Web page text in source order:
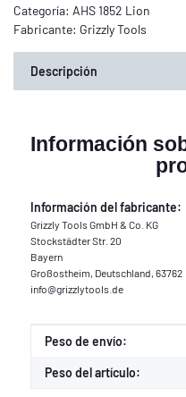
Categoría: AHS 1852 Lion
Fabricante: Grizzly Tools
Descripción
Información
Información del fabricante:
Grizzly Tools GmbH & Co. KG
Stockstädter Str. 20
Bayern
Großostheim, Deutschland, 63762
info@grizzlytools.de
Propiedad del producto
Valor
Peso de envío:
Peso del artículo: